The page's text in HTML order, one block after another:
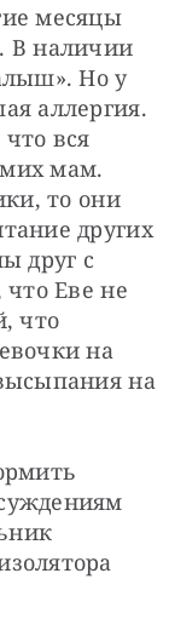
месяцы
В наличии
Но у
аллергия.
вся
мам.
то они
других
друг с
Еве не
что
на
на